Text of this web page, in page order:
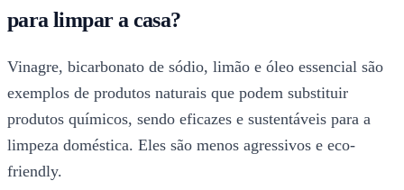
para limpar a casa?
Vinagre, bicarbonato de sódio, limão e óleo essencial são
exemplos de produtos naturais que podem substituir
produtos químicos, sendo eficazes e sustentáveis para a
limpeza doméstica. Eles são menos agressivos e eco-
friendly.